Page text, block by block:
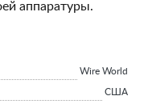
аппаратуры.
Wire World
США